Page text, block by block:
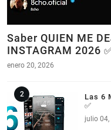
Saber QUIEN ME
INSTAGRAM 2026
enero 20, 2026
Las 6
✅
julio 04,